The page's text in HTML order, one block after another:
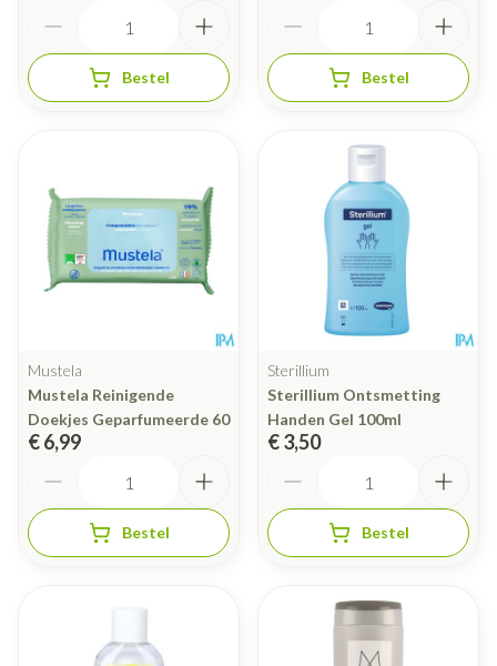
Bestel Bestel
Mustela
Mustela Reinigende
Doekjes Geparfumeerde 60
€ 6,99
Bestel
Sterillium
Sterillium Ontsmetting
Handen Gel 100ml
€ 3,50
Bestel